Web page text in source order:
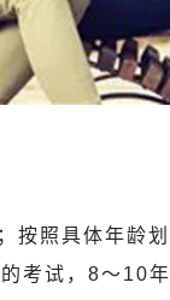
按照具体年龄
考试，8～10